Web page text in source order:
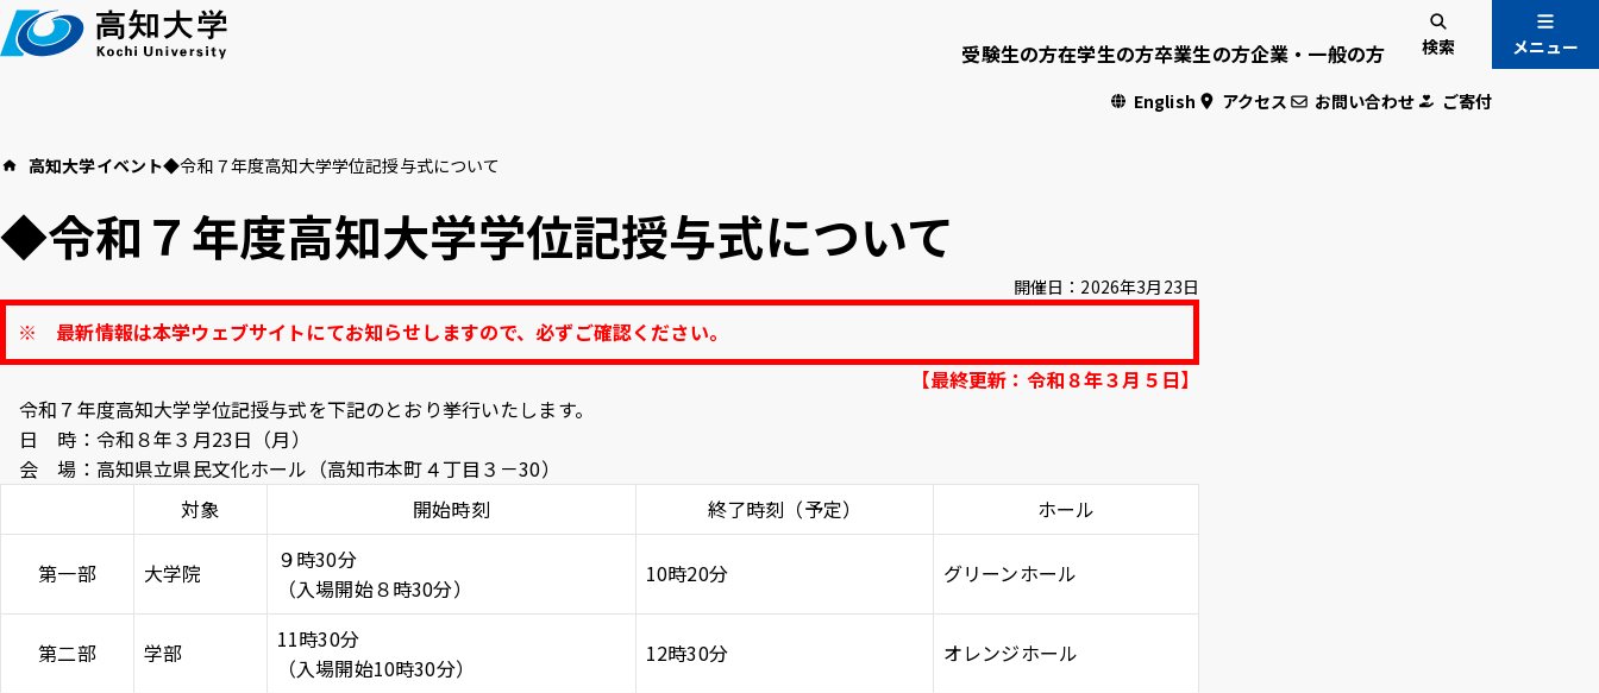
本
文
受験生の方在学生の方卒業生の方企業・一般の方 検索 メニュー
高知大学について
教育・学生支援
アクセス採用情報お問い合わせ
agraboo
イベント
お知らせ
言語 ： 日本語 English
文字サイズ ： 標準 大
青
English アクセス お問い合わせ ご寄付
高知大学イベント◆令和７年度高知大学学位記授与式について
◆令和７年度高知大学学位記授与式について
開催日： 2026年3月23日
※ 最新情報は本学ウェブサイトにてお知らせしますので、必ずご確認ください。
【最終更新：令和８年３月５日】
令和７年度高知大学学位記授与式を下記のとおり挙行いたします。
日 時：令和８年３月23日（月）
会 場：高知県立県民文化ホール（高知市本町４丁目３－30）
対象
開始時刻 終了時刻（予定） ホール
第一部 大学院
９時30分
（入場開始８時30分）
10時20分 グリーンホール
第二部 学部
11時30分
（入場開始10時30分）
12時30分
オレンジホール